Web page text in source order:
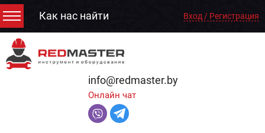
Как нас найти Вход / Регистрация
info@redmaster.by
Онлайн чат